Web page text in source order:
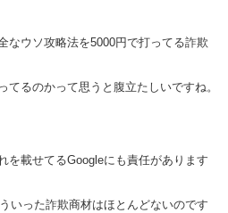
なウソ攻略法を5000円で打ってる詐欺
てるのかって思うと腹立たしいですね。
を載せてるGoogleにも責任があります
いった詐欺商材はほとんどないのです